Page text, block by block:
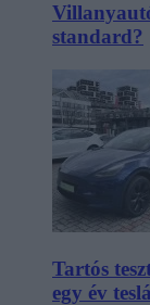
standard?
Tartós
egy év